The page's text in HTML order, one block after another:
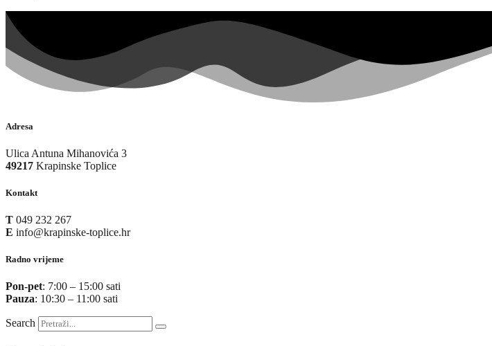
Adresa
Ulica Antuna Mihanovića 3
49217 Krapinske Toplice
Kontakt
T 049 232 267
E info@krapinske-toplice.hr
Radno vrijeme
Pon-pet: 7:00 – 15:00 sati
Pauza: 10:30 – 11:00 sati
Search